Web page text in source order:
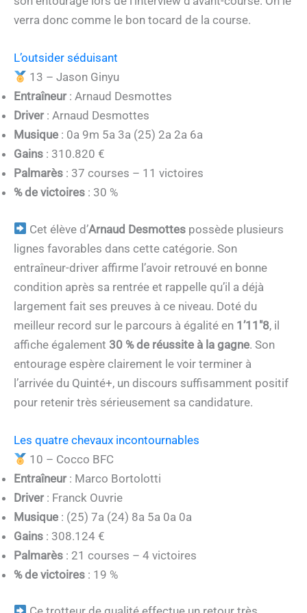
verra donc comme le bon tocard de la course.
L’outsider séduisant
13 – Jason Ginyu
Entraîneur: Arnaud Desmottes
Driver: Arnaud Desmottes
Musique : 0a 9m 5a 3a (25) 2a 2a 6a
Gains : 310.820 €
Palmarès : 37 courses – 11 victoires
% de victoires : 30 %
Cet élève d’Arnaud Desmottes possède plusieurs
lignes favorables dans cette catégorie. Son
entraîneur-driver affirme l’avoir retrouvé en bonne
condition après sa rentrée et rappelle qu’il a déjà
largement fait ses preuves à ce niveau. Doté du
meilleur record sur le parcours à égalité en 1’11″8, il
affiche également 30 % de réussite à la gagne. Son
entourage espère clairement le voir terminer à
l’arrivée du Quinté+, un discours suffisamment positif
pour retenir très sérieusement sa candidature.
Les quatre chevaux incontournables
10 – Cocco BFC
Entraîneur: Marco Bortolotti
Driver: Franck Ouvrie
Musique : (25) 7a (24) 8a 5a 0a 0a
Gains : 308.124 €
Palmarès : 21 courses – 4 victoires
% de victoires : 19 %